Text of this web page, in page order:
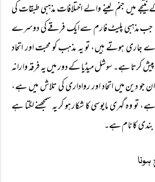
میں جنم لینے والے اختلافات مذہبی طبقات کی
جب مذہبی پلیٹ فارم سے ایک فرقے کی دوسرے
جاری ہوتے ہیں، تو یہ مذہب کو محبت اور اتحاد
پیش کرتا ہے۔ سوشل میڈیا کے دور میں یہ فرقہ وارانہ
جو دین میں اتحاد اور رواداری کی تلاش میں ہے،
تو وہ گہری مایوسی کا شکار ہو کر یہ سمجھنے لگتا ہے
کا نام ہے۔